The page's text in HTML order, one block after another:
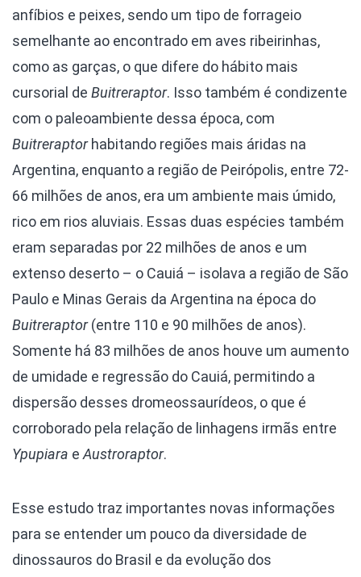
anfíbios e peixes, sendo um tipo de forrageio
semelhante ao encontrado em aves ribeirinhas,
como as garças, o que difere do hábito mais
cursorial de Buitreraptor. Isso também é condizente
com o paleoambiente dessa época, com
Buitreraptorhabitando regiões mais áridas na
Argentina, enquanto a região de Peirópolis, entre 72-
66 milhões de anos, era um ambiente mais úmido,
rico em rios aluviais. Essas duas espécies também
eram separadas por 22 milhões de anos e um
extenso deserto – o Cauiá – isolava a região de São
Paulo e Minas Gerais da Argentina na época do
Buitreraptor(entre 110 e 90 milhões de anos).
Somente há 83 milhões de anos houve um aumento
de umidade e regressão do Cauiá, permitindo a
dispersão desses dromeossaurídeos, o que é
corroborado pela relação de linhagens irmãs entre
Ypupiara e Austroraptor.
Esse estudo traz importantes novas informações
para se entender um pouco da diversidade de
dinossauros do Brasil e da evolução dos